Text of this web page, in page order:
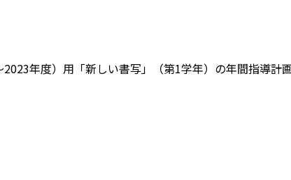
年度）用「新しい書写」（第1学年）の年間指導計画